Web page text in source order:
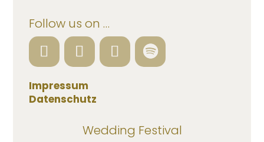
Follow us on …
Impressum
Datenschutz
Wedding Festival